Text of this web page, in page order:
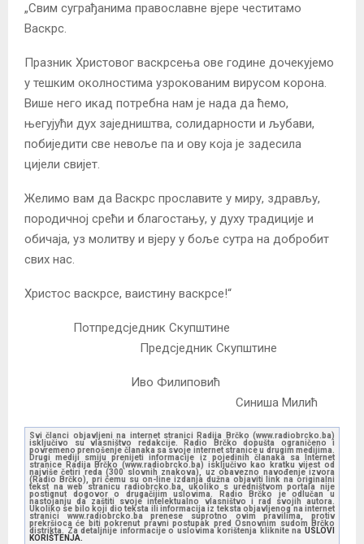
„Свим суграђанима православне вјере честитамо
Васкрс.
Празник Христовог васкрсења ове године дочекујемо
у тешким околностима узрокованим вирусом корона.
Више него икад потребна нам је нада да ћемо,
његујући дух заједништва, солидарности и љубави,
побиједити све невоље па и ову која је задесила
цијели свијет.
Желимо вам да Васкрс прославите у миру, здрављу,
породичној срећи и благостању, у духу традиције и
обичаја, уз молитву и вјеру у боље сутра на добробит
свих нас.
Христос васкрсе, ваистину васкрсе!“
Потпредсједник Скупштине
Предсједник Скупштине
Иво Филиповић
Синиша Милић
Svi članci objavljeni na internet stranici Radija Brčko (www.radiobrcko.ba)
isključivo su vlasništvo redakcije. Radio Brčko dopušta ograničeno i
povremeno prenošenje članaka sa svoje internet stranice u drugim medijima.
Drugi mediji smiju prenijeti informacije iz pojedinih članaka sa Internet
stranice Radija Brčko (www.radiobrcko.ba) isključivo kao kratku vijest od
najviše četiri reda (300 slovnih znakova), uz obavezno navođenje izvora
(Radio Brčko), pri čemu su on-line izdanja dužna objaviti link na originalni
tekst na web stranicu radiobrcko.ba, ukoliko s uredništvom portala nije
postignut dogovor o drugačijim uslovima. Radio Brčko je odlučan u
nastojanju da zaštiti svoje intelektualno vlasništvo i rad svojih autora.
Ukoliko se bilo koji dio teksta ili informacija iz teksta objavljenog na internet
stranici www.radiobrcko.ba prenese suprotno ovim pravilima, protiv
prekršioca će biti pokrenut pravni postupak pred Osnovnim sudom Brčko
distrikta. Za detaljnije informacije o uslovima korištenja kliknite na USLOVI
KORIŠTENJA.